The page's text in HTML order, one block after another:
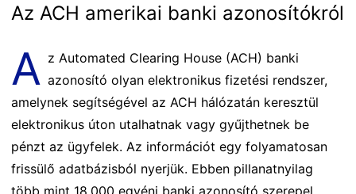
Az ACH amerikai banki azonosítókról
A z Automated Clearing House (ACH) banki
azonosító olyan elektronikus fizetési rendszer,
amelynek segítségével az ACH hálózatán keresztül
elektronikus úton utalhatnak vagy gyűjthetnek be
pénzt az ügyfelek. Az információt egy folyamatosan
frissülő adatbázisból nyerjük. Ebben pillanatnyilag
több mint 18.000 egyéni banki azonosító szerepel.